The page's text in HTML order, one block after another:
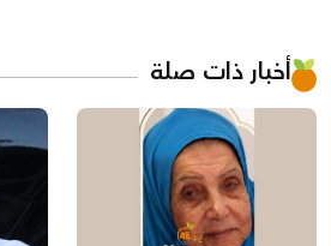
أخبار ذات صلة